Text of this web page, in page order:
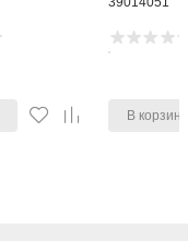
В корзину